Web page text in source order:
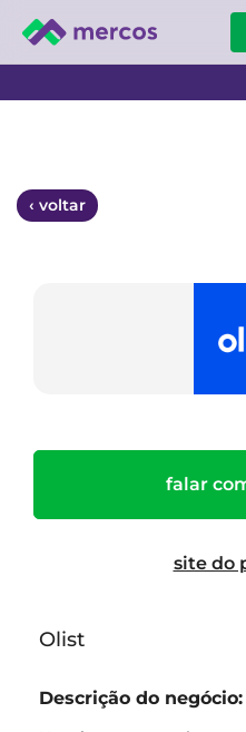
‹ voltar
falar
site do
Olist
Descrição do negócio: